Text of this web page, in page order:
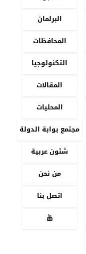
البرلمان
المحافظات
التكنولوجيا
المقالات
المحليات
مجتمع بوابة الدولة
شئون عربية
من نحن
اتصل بنا
